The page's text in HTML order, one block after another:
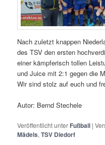
Nach zuletzt knappen
des TSV den ersten
einer kämpferisch tollen
und Juice mit 2:1 gegen die
Wir sind stolz auf euch und
Autor: Bernd Stechele
Veröffentlicht unter Fußball |
Mädels,TSV Diedorf